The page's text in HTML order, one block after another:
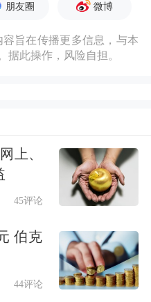
前发力，不断提
大循环要在供需
通信网、城市地
建设。
4个月我国货物贸
，我国货物贸易
元，同比增长
朋友圈 微博
旨在传播更多信息，与本
据此操作，风险自担。
上、
45评论
伯克
44评论